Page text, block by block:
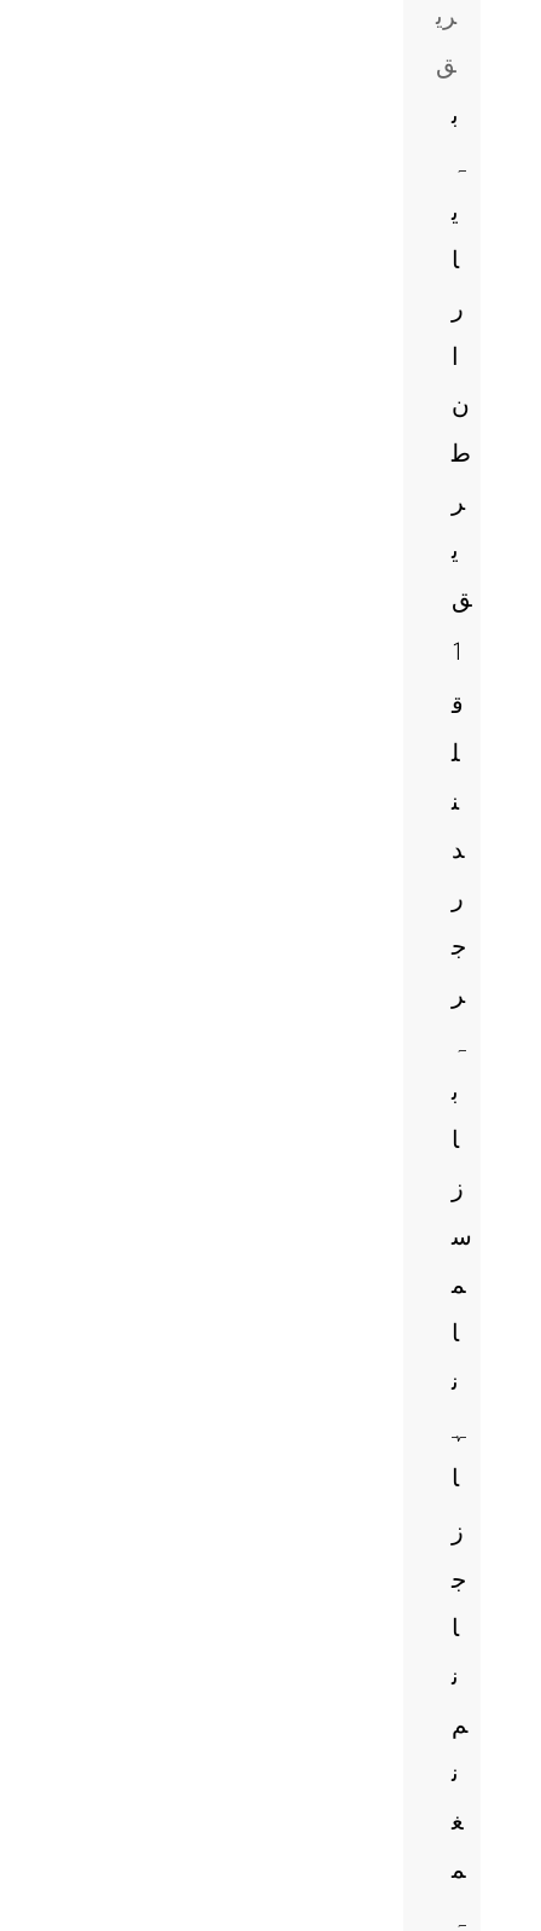
ری
ق
ب
ہ
ی
ا
ر
ا
ن
ط
ر
ی
ق
1
ق
ل
ن
د
ر
ج
ر
ہ
ب
ا
ز
س
م
ا
ن
ہ
ا
ز
ج
ا
ن
م
ن
غ
م
ہ